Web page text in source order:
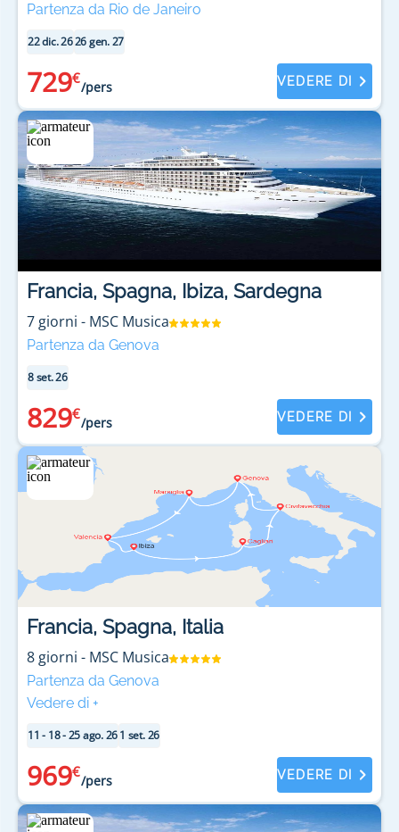
Partenza da Rio de Janeiro
22 dic. 2626 gen. 27
729€
/pers VEDERE DI
Francia, Spagna, Ibiza, Sardegna
7 giorni - MSC Musica
Partenza da Genova
8 set. 26
829€
/pers VEDERE DI
Francia, Spagna, Italia
8 giorni - MSC Musica
Partenza da Genova
Vedere di +
11 - 18 - 25 ago. 261 set. 26
969€
/pers VEDERE DI